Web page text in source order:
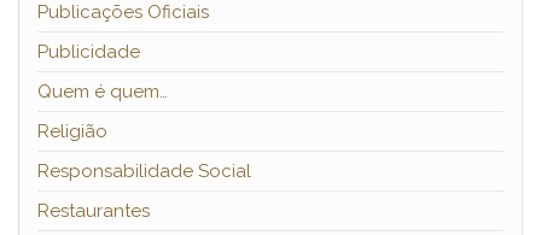
Publicações Oficiais
Publicidade
Quem é quem…
Religião
Responsabilidade Social
Restaurantes